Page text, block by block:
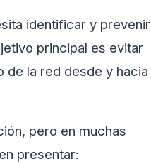
identificar y prevenir
principal es evitar
de la red desde y hacia
pero en muchas
presentar: